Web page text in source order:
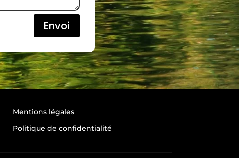
Envoi
Mentions légales
Politique de confidentialité